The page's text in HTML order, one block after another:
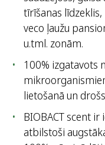
tīrīšanas
veco ļaužu
u.tml. zonām.
100% izgatavots
lietošanā un
BIOBACT scent
atbilstoši